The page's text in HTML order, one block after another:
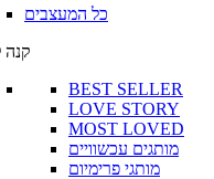
כל המעצבים
קנה
BEST SELLER
LOVE STORY
MOST LOVED
מותגים עכשוויים
מותגי פרימיום